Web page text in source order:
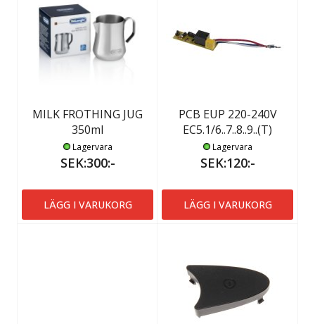
MILK FROTHING JUG
350ml
Lagervara
SEK:300:-
LÄGG I VARUKORG
PCB EUP 220-240V
EC5.1/6..7..8..9..(T)
Lagervara
SEK:120:-
LÄGG I VARUKORG